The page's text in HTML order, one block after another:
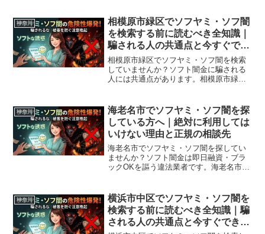
読みください。
神奈川
相模原市緑区でソフヤミ・ソフ闇
を検索する前に読むべき全知識｜
騙される人の共通点と今すぐでき
る解決策
相模原市緑区でソフヤミ・ソフ闇を検索
していませんか？ソフト闇金に騙される
人には共通点があります。相模原市緑区
対処法、相模原市緑区から利用できる無
料相談先まで完全解説。
神奈川
海老名市でソフヤミ・ソフ闇を探
している方へ｜絶対に利用しては
いけない理由と正規の相談先
海老名市でソフヤミ・ソフ闇を探してい
ませんか？ソフト闇金は即日融資・ブラ
ックOKを謳う違法業者です。海老名市周
ずお読みください。
神奈川
横浜市中区でソフヤミ・ソフ闇を
検索する前に読むべき全知識｜騙
される人の共通点と今すぐできる